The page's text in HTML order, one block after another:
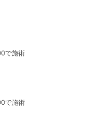
で施術
で施術